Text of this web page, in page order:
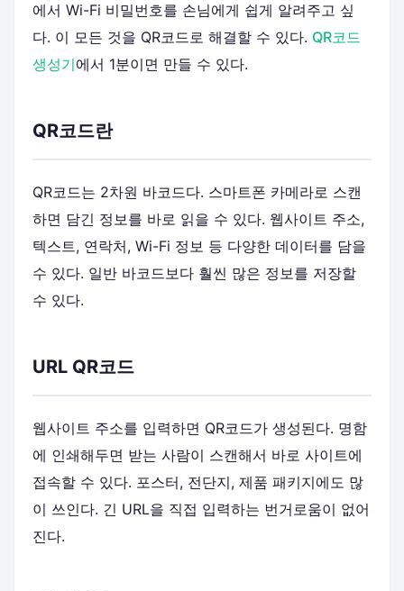
에서 Wi-Fi 비밀번호를 손님에게 쉽게 알려주고 싶
다. 이 모든 것을 QR코드로 해결할 수 있다. QR코드
생성기에서 1분이면 만들 수 있다.
QR코드란
QR코드는 2차원 바코드다. 스마트폰 카메라로 스캔
하면 담긴 정보를 바로 읽을 수 있다. 웹사이트 주소,
텍스트, 연락처, Wi-Fi 정보 등 다양한 데이터를 담을
수 있다. 일반 바코드보다 훨씬 많은 정보를 저장할
수 있다.
URL QR코드
웹사이트 주소를 입력하면 QR코드가 생성된다. 명함
에 인쇄해두면 받는 사람이 스캔해서 바로 사이트에
접속할 수 있다. 포스터, 전단지, 제품 패키지에도 많
이 쓰인다. 긴 URL을 직접 입력하는 번거로움이 없어
진다.